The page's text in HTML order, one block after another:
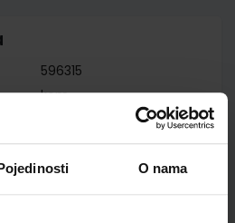
O nama
596315
kom
ŠKOLSKA KNJIGA d.d.
Suzana Mikulić Natalija
Stjepanek Lidija Bilbija